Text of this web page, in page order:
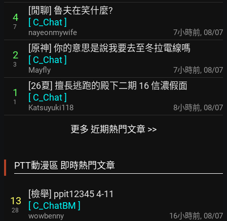
4
7
[閒聊] 魯夫在笑什麼?
[ C_Chat]
nayeonmywife 7小時前, 08/07
2
3
[原神] 你的意思是說我要去至冬拉電線嗎
[ C_Chat]
Mayfly 7小時前, 08/07
1
1
[26夏] 擅長逃跑的殿下二期 16 信濃假面
[ C_Chat]
Katsuyuki118 8小時前, 08/07
更多 近期熱門文章 >>
PTT動漫區 即時熱門文章
13
28
[檢舉] ppit12345 4-11
[ C_ChatBM ]
wowbenny 16小時前, 08/07